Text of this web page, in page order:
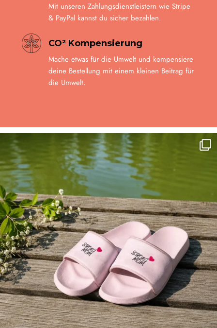
Mit unseren Zahlungsdienstleistern wie Stripe
& PayPal kannst du sicher bezahlen.
CO² Kompensierung
Mache etwas für die Umwelt und kompensiere
deine Bestellung mit einem kleinen Beitrag für
die Umwelt.